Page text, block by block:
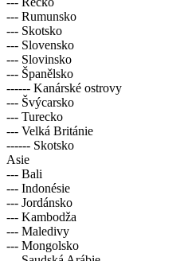
--- Rumunsko
--- Skotsko
--- Slovensko
--- Slovinsko
--- Španělsko
------ Kanárské ostrovy
--- Švýcarsko
--- Turecko
--- Velká Británie
------ Skotsko
Asie
--- Bali
--- Indonésie
--- Jordánsko
--- Kambodža
--- Maledivy
--- Mongolsko